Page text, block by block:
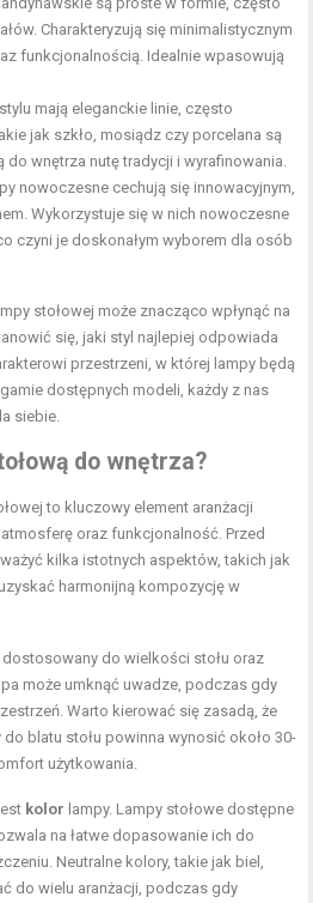
Charakteryzują się minimalistycznym
funkcjonalnością. Idealnie wpasowują
mają eleganckie linie, często
jak szkło, mosiądz czy porcelana są
wnętrza nutę tradycji i wyrafinowania.
nowoczesne cechują się innowacyjnym,
Wykorzystuje się w nich nowoczesne
czyni je doskonałym wyborem dla osób
stołowej może znacząco wpłynąć na
się, jaki styl najlepiej odpowiada
przestrzeni, w której lampy będą
dostępnych modeli, każdy z nas
siebie.
do wnętrza?
to kluczowy element aranżacji
oraz funkcjonalność. Przed
kilka istotnych aspektów, takich jak
harmonijną kompozycję w
do wielkości stołu oraz
może umknąć uwadze, podczas gdy
Warto kierować się zasadą, że
blatu stołu powinna wynosić około 30-
użytkowania.
kolor lampy. Lampy stołowe dostępne
na łatwe dopasowanie ich do
Neutralne kolory, takie jak biel,
do wielu aranżacji, podczas gdy